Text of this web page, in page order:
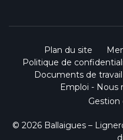
Plan du site
Politique de
Documents de travail
Emploi - Nous
Gestion
© 2026 Ballaigues –